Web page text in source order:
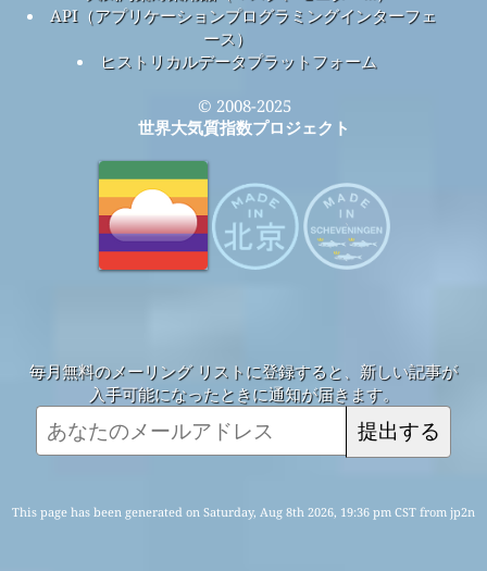
API（アプリケーションプログラミングインターフェ
ース）
ヒストリカルデータプラットフォーム
© 2008-2025
世界大気質指数プロジェクト
毎月無料のメーリング リストに登録すると、新しい記事が
入手可能になったときに通知が届きます。
提出する
This page has been generated on Saturday, Aug 8th 2026, 19:36 pm CST from jp2n